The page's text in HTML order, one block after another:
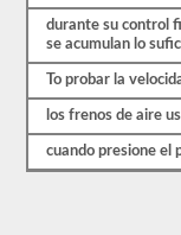
frenos
diferente
las
otras
pruebas
durante su control
se acumulan lo
To probar la
los frenos de aire
cuando presione el